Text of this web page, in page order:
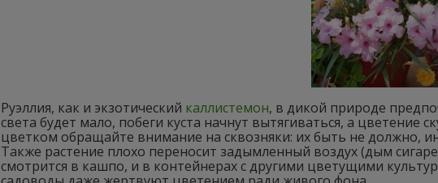
Руэллия, как и экзотический каллистемон, в дикой природе
света будет мало, побеги куста начнут вытягиваться, а
цветком обращайте внимание на сквозняки: их быть не должно,
Также растение плохо переносит задымленный воздух (дым
смотрится в кашпо, и в контейнерах с другими цветущими